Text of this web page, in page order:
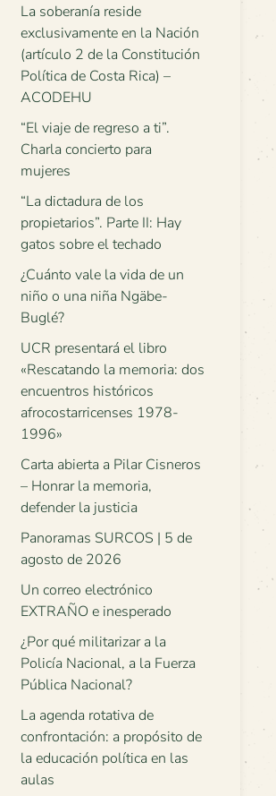
La soberanía reside
exclusivamente en la Nación
(artículo 2 de la Constitución
Política de Costa Rica) –
ACODEHU
“El viaje de regreso a ti”.
Charla concierto para
mujeres
“La dictadura de los
propietarios”. Parte II: Hay
gatos sobre el techado
¿Cuánto vale la vida de un
niño o una niña Ngäbe-
Buglé?
UCR presentará el libro
«Rescatando la memoria: dos
encuentros históricos
afrocostarricenses 1978-
1996»
Carta abierta a Pilar Cisneros
– Honrar la memoria,
defender la justicia
Panoramas SURCOS | 5 de
agosto de 2026
Un correo electrónico
EXTRAÑO e inesperado
¿Por qué militarizar a la
Policía Nacional, a la Fuerza
Pública Nacional?
La agenda rotativa de
confrontación: a propósito de
la educación política en las
aulas